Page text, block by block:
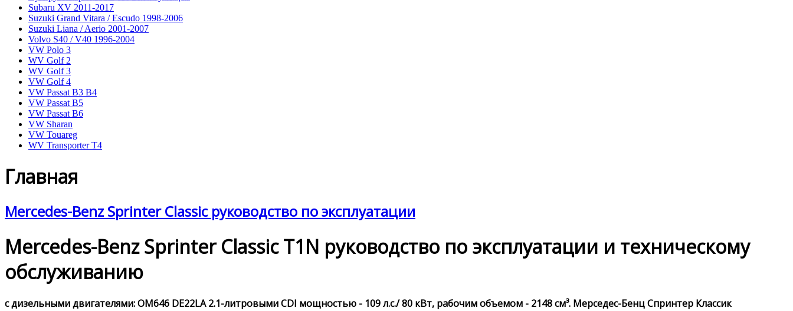
Subaru XV 2011-2017
Suzuki Grand Vitara / Escudo 1998-2006
Suzuki Liana / Aerio 2001-2007
Volvo S40 / V40 1996-2004
VW Polo 3
WV Golf 2
WV Golf 3
VW Golf 4
VW Passat B3 B4
VW Passat B5
VW Passat B6
VW Sharan
VW Touareg
WV Transporter T4
Главная
Mercedes-Benz Sprinter Classic руководство по эксплуатации
Mercedes-Benz Sprinter Classic T1N руководство по эксплуатации и техническому
обслуживанию
с дизельными двигателями: OM646 DE22LA 2.1-литровыми CDI мощностью - 109 л.с./ 80 кВт, рабочим объемом - 2148 см³. Мерседес-Бенц Спринтер Классик